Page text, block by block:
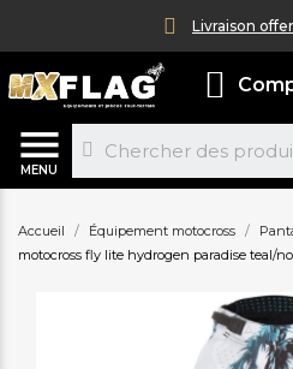
Livraison
MENU
Accueil Équipement motocross
motocross fly lite hydrogen paradise teal/